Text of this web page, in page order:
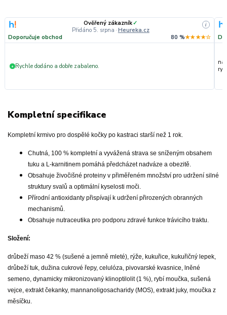
Ověřený zákazník✓
Přidáno 5. srpna · Heureka.cz
i
Doporučuje obchod 80 %★★★★☆
+ Rychle dodáno a dobře zabaleno.
Kompletní specifikace
Kompletní krmivo pro dospělé kočky po kastraci starší než 1 rok.
Chutná, 100 % kompletní a vyvážená strava se sníženým obsahem
tuku a L-karnitinem pomáhá předcházet nadváze a obezitě.
Obsahuje živočišné proteiny v přiměřeném množství pro udržení silné
struktury svalů a optimální kyselosti moči.
Přírodní antioxidanty přispívají k udržení přirozených obranných
mechanismů.
Obsahuje nutraceutika pro podporu zdravé funkce trávicího traktu.
Složení:
drůbeží maso 42 % (sušené a jemně mleté), rýže, kukuřice, kukuřičný lepek,
drůbeží tuk, dužina cukrové řepy, celulóza, pivovarské kvasnice, lněné
semeno, dynamicky mikronizovaný klinoptilolit (1 %), rybí moučka, sušená
vejce, extrakt čekanky, mannanoligosacharidy (MOS), extrakt juky, moučka z
měsíčku.